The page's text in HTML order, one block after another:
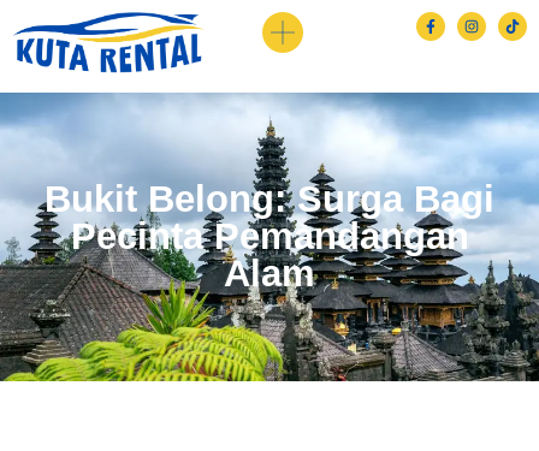
Bukit Belong: Surga Bagi
Pecinta Pemandangan
Alam